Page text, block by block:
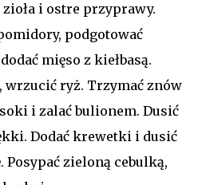
i ostre przyprawy.
podgotować
mięso z kiełbasą.
wrzucić ryż. Trzymać znów
i zalać bulionem. Dusić
Dodać krewetki i dusić
zieloną cebulką,